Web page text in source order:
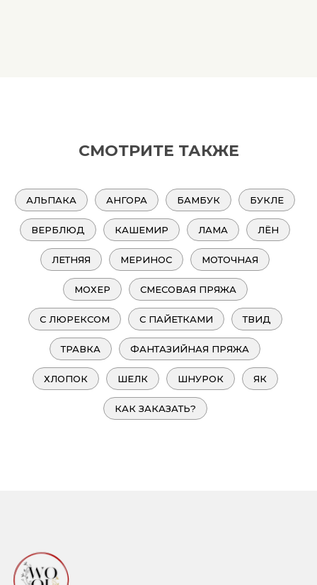
СМОТРИТЕ ТАКЖЕ
АЛЬПАКА АНГОРА БАМБУК БУКЛЕ
ВЕРБЛЮД КАШЕМИР ЛАМА ЛЁН
ЛЕТНЯЯ МЕРИНОС МОТОЧНАЯ
МОХЕР СМЕСОВАЯ ПРЯЖА
С ЛЮРЕКСОМ С ПАЙЕТКАМИ ТВИД
ТРАВКА ФАНТАЗИЙНАЯ ПРЯЖА
ХЛОПОК ШЕЛК ШНУРОК ЯК
КАК ЗАКАЗАТЬ?